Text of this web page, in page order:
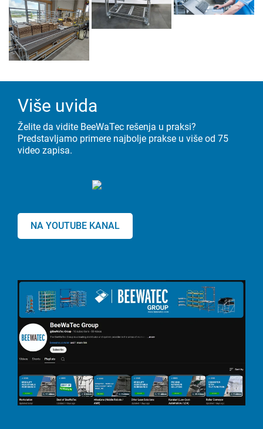
Više uvida
Želite da vidite BeeWaTec rešenja u praksi?
Predstavljamo primere najbolje prakse u više od 75
video zapisa.
NA YOUTUBE KANAL